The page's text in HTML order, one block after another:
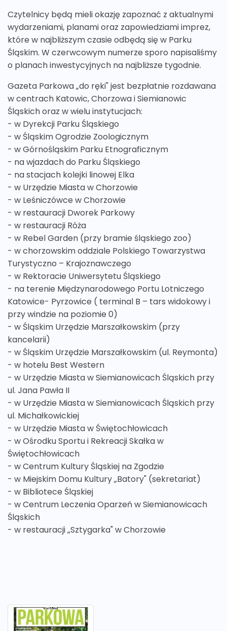
Czytelnicy będą mieli okazję zapoznać z aktualnymi
wydarzeniami, planami oraz zapowiedziami imprez,
które w najbliższym czasie odbędą się w Parku
Śląskim. W czerwcowym numerze sporo napisaliśmy
o planach inwestycyjnych na najbliższe tygodnie.
Gazeta Parkowa „do ręki" jest bezpłatnie rozdawana
w centrach Katowic, Chorzowa i Siemianowic
Śląskich oraz w wielu instytucjach:
- w Dyrekcji Parku Śląskiego
- w Śląskim Ogrodzie Zoologicznym
- w Górnośląskim Parku Etnograficznym
- na wjazdach do Parku Śląskiego
- na stacjach kolejki linowej Elka
- w Urzędzie Miasta w Chorzowie
- w Leśniczówce w Chorzowie
- w restauracji Dworek Parkowy
- w restauracji Róża
- w Rebel Garden (przy bramie śląskiego zoo)
- w chorzowskim oddziale Polskiego Towarzystwa
Turystyczno – Krajoznawczego
- w Rektoracie Uniwersytetu Śląskiego
- na terenie Międzynarodowego Portu Lotniczego
Katowice- Pyrzowice ( terminal B – tars widokowy i
przy windzie na poziomie 0)
- w Śląskim Urzędzie Marszałkowskim (przy
kancelarii)
- w Śląskim Urzędzie Marszałkowskim (ul. Reymonta)
- w hotelu Best Western
- w Urzędzie Miasta w Siemianowicach Śląskich przy
ul. Jana Pawła II
- w Urzędzie Miasta w Siemianowicach Śląskich przy
ul. Michałkowickiej
- w Urzędzie Miasta w Świętochłowicach
- w Ośrodku Sportu i Rekreacji Skałka w
Świętochłowicach
- w Centrum Kultury Śląskiej na Zgodzie
- w Miejskim Domu Kultury „Batory" (sekretariat)
- w Bibliotece Śląskiej
- w Centrum Leczenia Oparzeń w Siemianowicach
Śląskich
- w restauracji „Sztygarka" w Chorzowie